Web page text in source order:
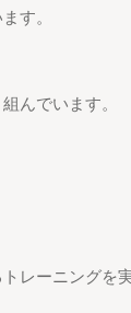
す。
んでいます。
レーニングを実